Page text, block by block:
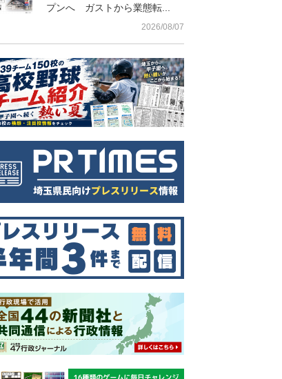
プンへ ガストから業態転...
2026/08/07